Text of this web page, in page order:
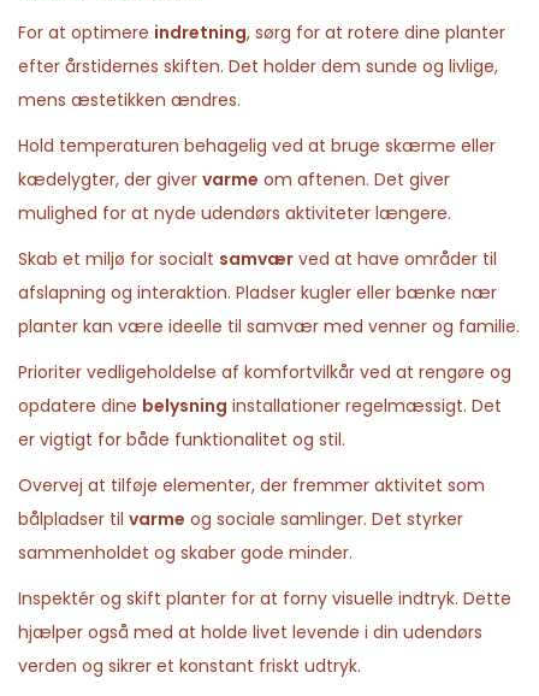
For at optimere indretning, sørg for at rotere dine planter
efter årstidernes skiften. Det holder dem sunde og livlige,
mens æstetikken ændres.
Hold temperaturen behagelig ved at bruge skærme eller
kædelygter, der giver varme om aftenen. Det giver
mulighed for at nyde udendørs aktiviteter længere.
Skab et miljø for socialt samvær ved at have områder til
afslapning og interaktion. Pladser kugler eller bænke nær
planter kan være ideelle til samvær med venner og familie.
Prioriter vedligeholdelse af komfortvilkår ved at rengøre og
opdatere dine belysning installationer regelmæssigt. Det
er vigtigt for både funktionalitet og stil.
Overvej at tilføje elementer, der fremmer aktivitet som
bålpladser til varme og sociale samlinger. Det styrker
sammenholdet og skaber gode minder.
Inspektér og skift planter for at forny visuelle indtryk. Dette
hjælper også med at holde livet levende i din udendørs
verden og sikrer et konstant friskt udtryk.